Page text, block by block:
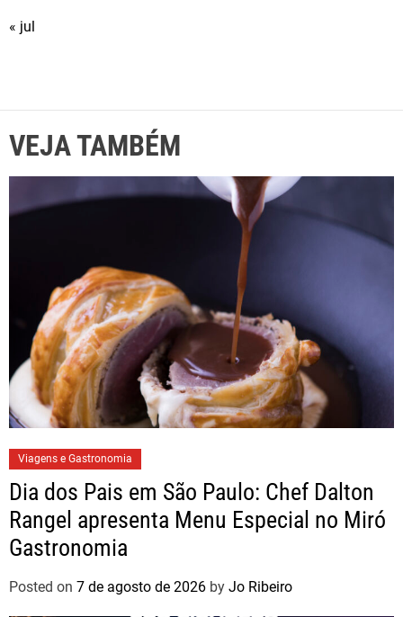
« jul
VEJA TAMBÉM
Viagens e Gastronomia
Dia dos Pais em São Paulo: Chef Dalton
Rangel apresenta Menu Especial no Miró
Gastronomia
Posted on 7 de agosto de 2026 by Jo Ribeiro